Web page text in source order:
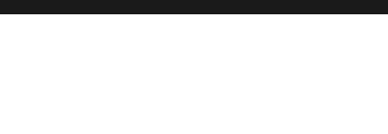
PROTEZIONE DATI